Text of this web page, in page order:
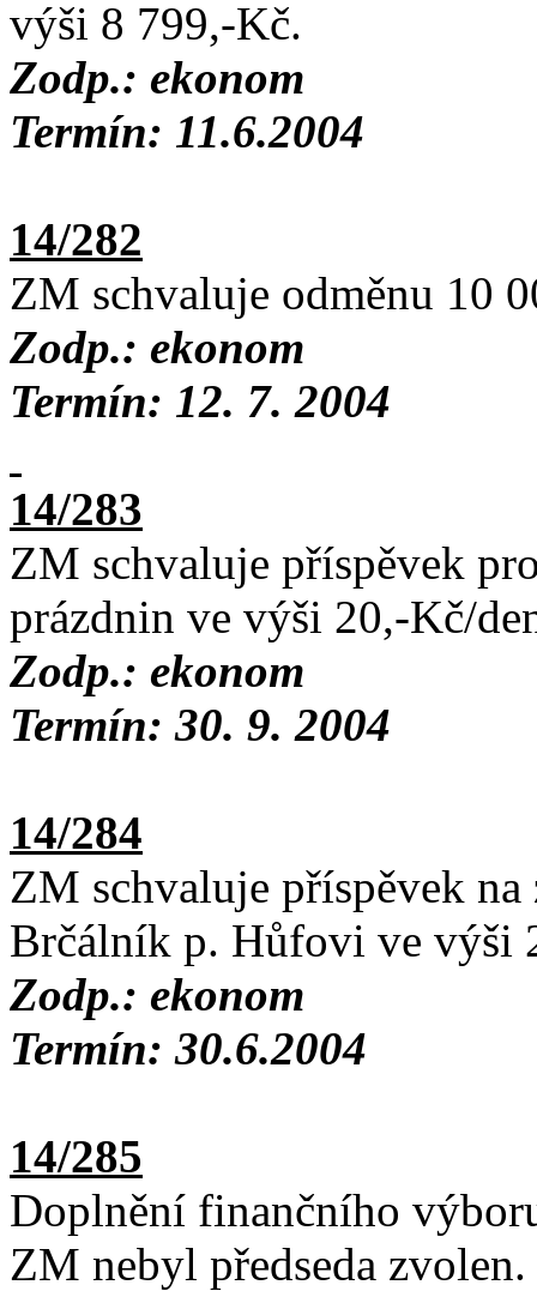
výši 8 799,-Kč.
Zodp.: ekonom
Termín: 11.6.2004
14/282
ZM schvaluje odměnu 10
Zodp.: ekonom
Termín: 12. 7. 2004
14/283
ZM schvaluje příspěvek
prázdnin ve výši 20,-Kč/
Zodp.: ekonom
Termín: 30. 9. 2004
14/284
ZM schvaluje příspěvek
Brčálník p. Hůfovi ve výši
Zodp.: ekonom
Termín: 30.6.2004
14/285
Doplnění finančního
ZM nebyl předseda zvolen.